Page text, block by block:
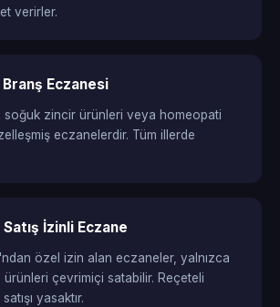
verirler.
Eczanesi
soğuk zincir ürünleri veya homeopati
eczanelerdir. Tüm illerde
İzinli Eczane
özel izin alan eczaneler, yalnızca
çevrimiçi satabilir. Reçeteli
yasaktır.